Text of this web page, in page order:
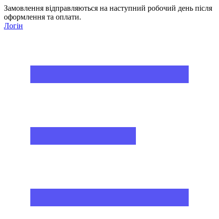
Замовлення відправляються на наступний робочий день після
оформлення та оплати.
Логін